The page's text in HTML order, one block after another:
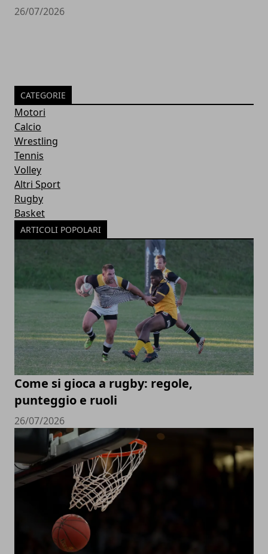
26/07/2026
CATEGORIE
Motori
Calcio
Wrestling
Tennis
Volley
Altri Sport
Rugby
Basket
ARTICOLI POPOLARI
Come si gioca a rugby: regole,
punteggio e ruoli
26/07/2026